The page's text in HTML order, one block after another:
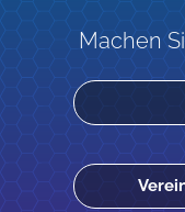
Machen